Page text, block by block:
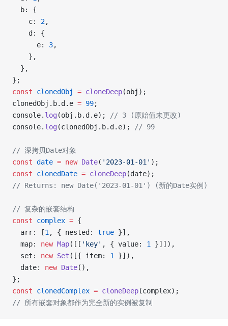
  b: {
    c:
2,
    d: {
      e:
3,
    },
  },
};
const clonedObj = cloneDeep(obj);
clonedObj.b.d.e = 99;
console. log (obj.b.d.e);
// 3 (原始值未更改)
console. log (clonedObj.b.d.e); // 99
// 深拷贝Date对象
const date = new Date( '2023-01-01' );
const clonedDate = cloneDeep(date);
// Returns: new Date('2023-01-01') (新的Date实例)
// 复杂的嵌套结构
const complex = {
  arr: [
1 , { nested: true }],
  map:
new Map([[ 'key' , { value: 1
}]]),
  set:
new Set ([{ item: 1
}]),
  date:
new Date(),
};
const clonedComplex = cloneDeep(complex);
// 所有嵌套对象都作为完全新的实例被复制